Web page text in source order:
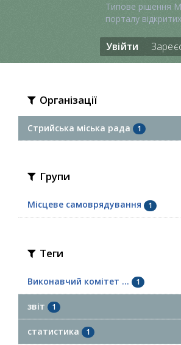
Типове рішення
порталу
Увійти
Організації
Стрийська міська рада 1
Групи
Місцеве самоврядування 1
Теги
Виконавчий комітет ... 1
звіт 1
статистика 1